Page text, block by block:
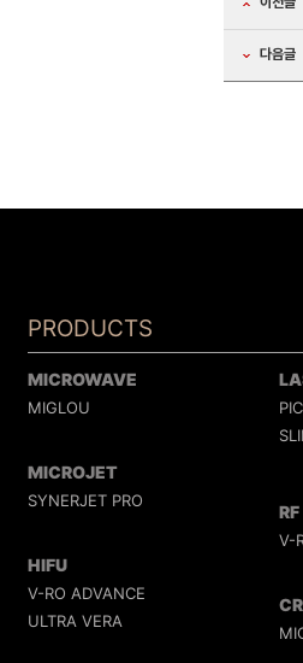
다음글
PRODUCTS
MICROWAVE
MIGLOU
MICROJET
SYNERJET PRO
HIFU
V-RO ADVANCE
ULTRA VERA
RF
V-